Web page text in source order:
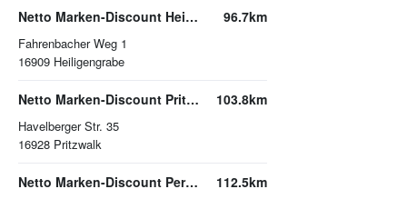
Netto Marken-Discount Heiligengrabe
Fahrenbacher Weg 1
16909 Heiligengrabe
96.7km
Netto Marken-Discount Pritzwalk
Havelberger Str. 35
16928 Pritzwalk
103.8km
Netto Marken-Discount Perleberg 112.5km